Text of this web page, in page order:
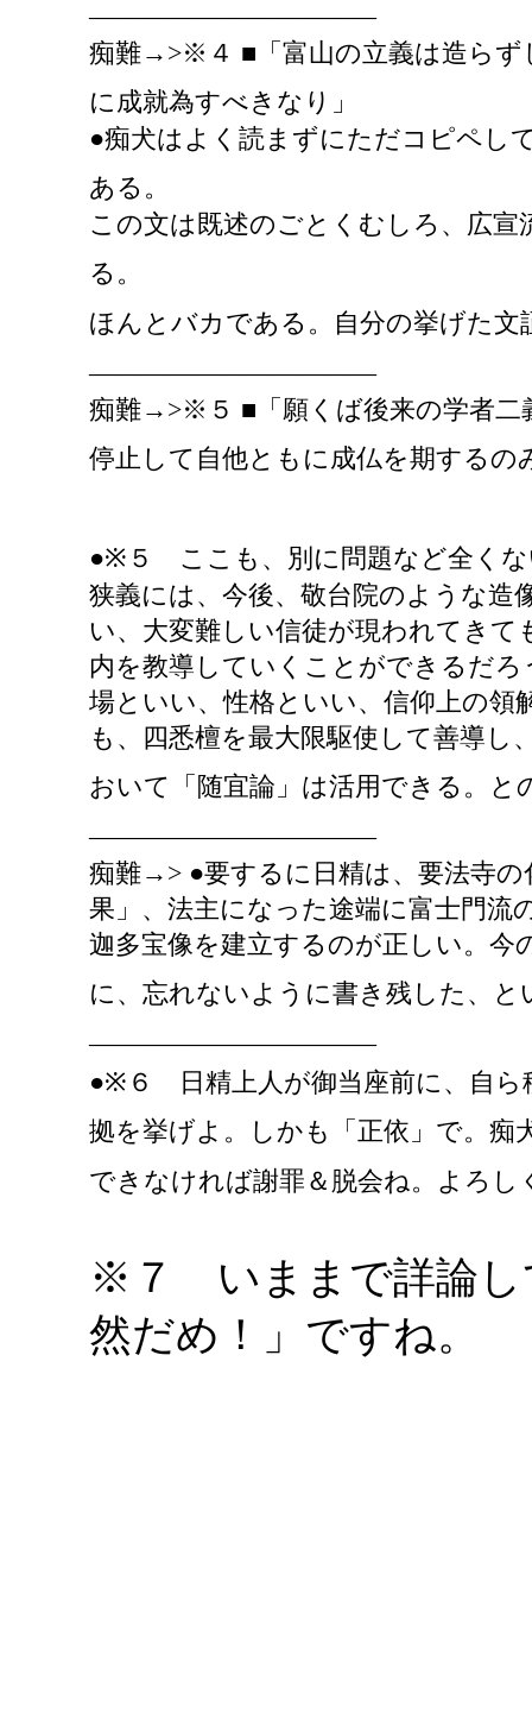
―――――――――――
痴難→>※４ ■「富山の立義は造らず
に成就為すべきなり」
●痴犬はよく読まずにただコピペし
ある。
この文は既述のごとくむしろ、広
る。
ほんとバカである。自分の挙げた
―――――――――――
痴難→>※５ ■「願くば後来の学者二
停止して自他ともに成仏を期するの
●※５ ここも、別に問題など全く
狭義には、今後、敬台院のような造
い、大変難しい信徒が現われてき
内を教導していくことができるだ
場といい、性格といい、信仰上の
も、四悉檀を最大限駆使して善導
おいて「随宜論」は活用できる。と
―――――――――――
痴難→> ●要するに日精は、要法寺
果」、法主になった途端に富士門流
迦多宝像を建立するのが正しい。
に、忘れないように書き残した、
―――――――――――
●※６ 日精上人が御当座前に、自ら
拠を挙げよ。しかも「正依」で。痴
できなければ謝罪＆脱会ね。よろし
※７ いままで詳論し
然だめ！」ですね。